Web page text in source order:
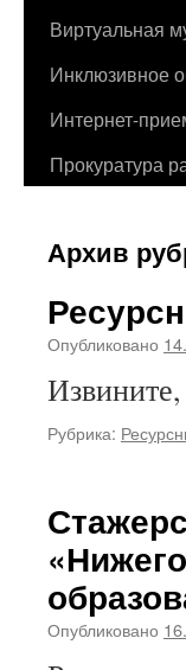
содержимому
Виртуальная
Инклюзивное
Интернет-
Прокуратура
Архив
Опубликовано
Рубрика:
Опубликовано